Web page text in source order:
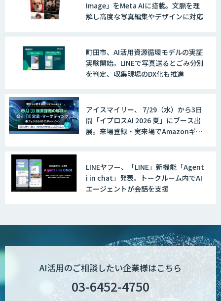
Image」をMeta AIに搭載。文脈を理
解し高度な写真編集やデザインに対応
町田市、AI活用資源循環モデルの実証
実験開始。LINEで写真送るとごみ分別
を判定、収集現場のDX化も推進
アイスマイリー、 7/29（水）から3日
間「イプロスAI 2026 夏」にブース出
展。来場登録・実来場でAmazonギフ
LINEヤフー、「LINE」新機能「Agent
i in chat」発表。トークルーム内でAI
エージェントが会話を支援
AI活用のご相談したい企業様はこちら
03-6452-4750